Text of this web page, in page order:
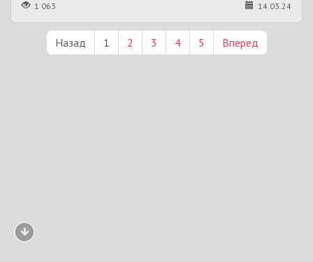
1 063 14.03.24
Назад 1 2 3 4 5 Вперед